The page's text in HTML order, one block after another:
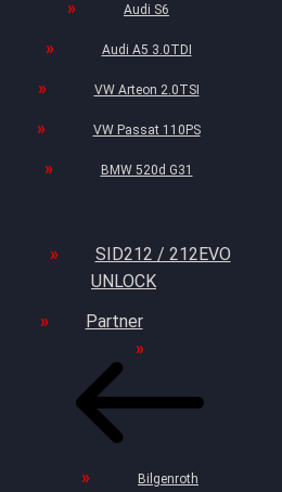
Audi S6
Audi A5 3.0TDI
VW Arteon 2.0TSI
VW Passat 110PS
BMW 520d G31
SID212 / 212EVO
UNLOCK
Partner
Bilgenroth